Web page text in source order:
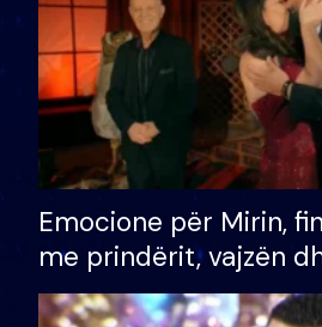
Emocione për Mirin,
me prindërit, vajzën
bashkëshorten: